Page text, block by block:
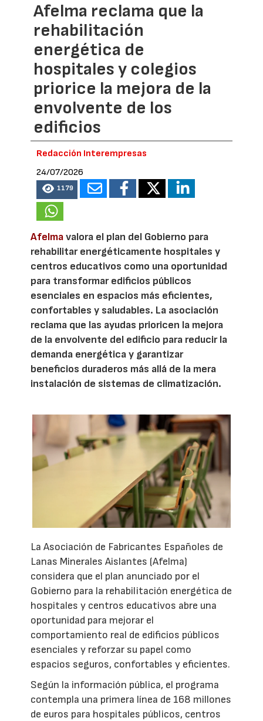
Afelma reclama que la
rehabilitación
energética de
hospitales y colegios
priorice la mejora de la
envolvente de los
edificios
Redacción Interempresas
24/07/2026
1179
Afelmavalora el plan del Gobierno para
rehabilitar energéticamente hospitales y
centros educativos como una oportunidad
para transformar edificios públicos
esenciales en espacios más eficientes,
confortables y saludables. La asociación
reclama que las ayudas prioricen la mejora
de la envolvente del edificio para reducir la
demanda energética y garantizar
beneficios duraderos más allá de la mera
instalación de sistemas de climatización.
La Asociación de Fabricantes Españoles de
Lanas Minerales Aislantes (Afelma)
considera que el plan anunciado por el
Gobierno para la rehabilitación energética de
hospitales y centros educativos abre una
oportunidad para mejorar el
comportamiento real de edificios públicos
esenciales y reforzar su papel como
espacios seguros, confortables y eficientes.
Según la información pública, el programa
contempla una primera línea de 168 millones
de euros para hospitales públicos, centros